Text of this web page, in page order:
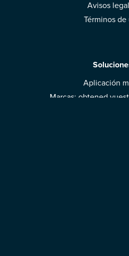
Avisos
Términos de
Aplicación
Marcas: obtened